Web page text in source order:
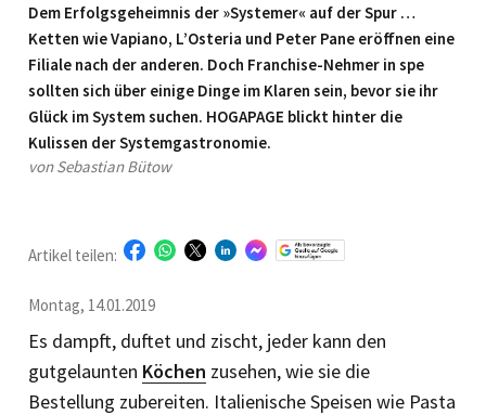
Dem Erfolgsgeheimnis der »Systemer« auf der Spur …
Ketten wie Vapiano, L’Osteria und Peter Pane eröffnen eine
Filiale nach der anderen. Doch Franchise-Nehmer in spe
sollten sich über einige Dinge im Klaren sein, bevor sie ihr
Glück im System suchen. HOGAPAGE blickt hinter die
Kulissen der Systemgastronomie.
von Sebastian Bütow
Montag, 14.01.2019
Artikel teilen:
Es dampft, duftet und zischt, jeder kann den
gutgelaunten Köchen zusehen, wie sie die
Bestellung zubereiten. Italienische Speisen wie Pasta